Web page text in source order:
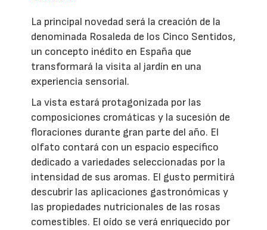
La principal novedad será la creación de la
denominada Rosaleda de los Cinco Sentidos,
un concepto inédito en España que
transformará la visita al jardín en una
experiencia sensorial.
La vista estará protagonizada por las
composiciones cromáticas y la sucesión de
floraciones durante gran parte del año. El
olfato contará con un espacio específico
dedicado a variedades seleccionadas por la
intensidad de sus aromas. El gusto permitirá
descubrir las aplicaciones gastronómicas y
las propiedades nutricionales de las rosas
comestibles. El oído se verá enriquecido por